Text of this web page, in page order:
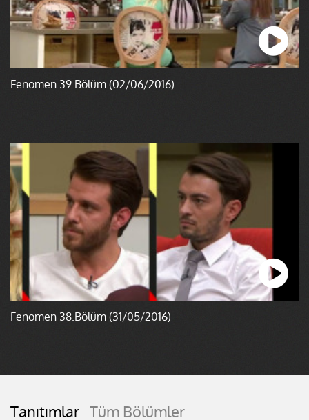
Fenomen 39.Bölüm (02/06/2016)
Fenomen 38.Bölüm (31/05/2016)
Tanıtımlar Tüm Bölümler